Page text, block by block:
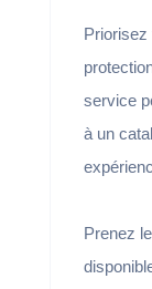
Priorisez
service
à un
Prenez